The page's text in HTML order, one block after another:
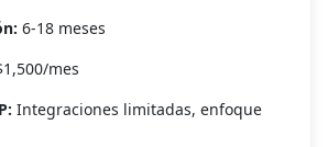
6-18 meses
mes
Integraciones limitadas, enfoque